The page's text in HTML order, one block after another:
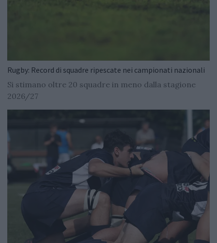
Rugby: Record di squadre ripescate nei campionati nazionali
Si stimano oltre 20 squadre in meno dalla stagione
2026/27